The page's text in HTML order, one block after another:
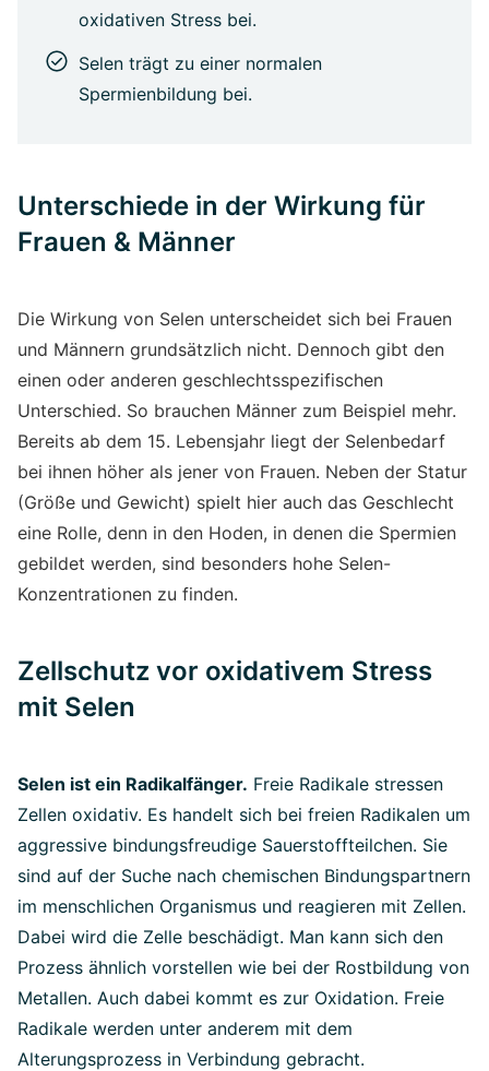
oxidativen Stress bei.
Selen trägt zu einer normalen
Spermienbildung bei.
Unterschiede in der Wirkung für
Frauen & Männer
Die Wirkung von Selen unterscheidet sich bei Frauen
und Männern grundsätzlich nicht. Dennoch gibt den
einen oder anderen geschlechtsspezifischen
Unterschied. So brauchen Männer zum Beispiel mehr.
Bereits ab dem 15. Lebensjahr liegt der Selenbedarf
bei ihnen höher als jener von Frauen. Neben der Statur
(Größe und Gewicht) spielt hier auch das Geschlecht
eine Rolle, denn in den Hoden, in denen die Spermien
gebildet werden, sind besonders hohe Selen-
Konzentrationen zu finden.
Zellschutz vor oxidativem Stress
mit Selen
Selen ist ein Radikalfänger. Freie Radikale stressen
Zellen oxidativ. Es handelt sich bei freien Radikalen um
aggressive bindungsfreudige Sauerstoffteilchen. Sie
sind auf der Suche nach chemischen Bindungspartnern
im menschlichen Organismus und reagieren mit Zellen.
Dabei wird die Zelle beschädigt. Man kann sich den
Prozess ähnlich vorstellen wie bei der Rostbildung von
Metallen. Auch dabei kommt es zur Oxidation. Freie
Radikale werden unter anderem mit dem
Alterungsprozess in Verbindung gebracht.